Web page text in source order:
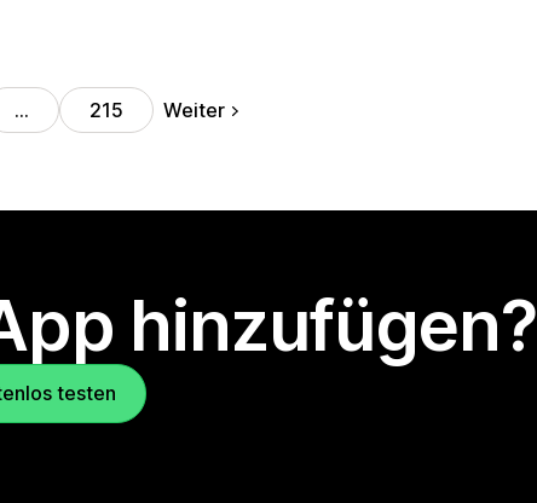
… 215 Weiter
hinzufügen?
testen